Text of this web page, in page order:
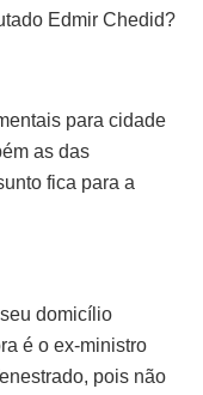
Edmir Chedid?
para cidade
as das
fica para a
domicílio
é o ex-ministro
pois não